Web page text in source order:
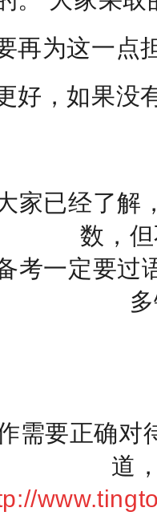
再为这一点
好，如果没
家已经了解
数，
考一定要过
需要正确对
道